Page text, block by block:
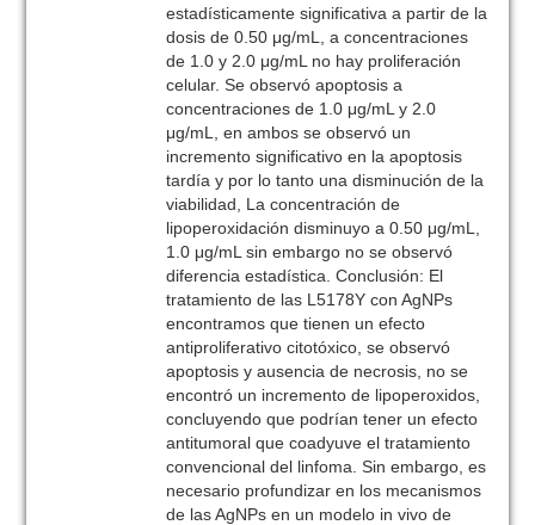
estadísticamente significativa a partir de la
dosis de 0.50 μg/mL, a concentraciones
de 1.0 y 2.0 μg/mL no hay proliferación
celular. Se observó apoptosis a
concentraciones de 1.0 μg/mL y 2.0
μg/mL, en ambos se observó un
incremento significativo en la apoptosis
tardía y por lo tanto una disminución de la
viabilidad, La concentración de
lipoperoxidación disminuyo a 0.50 μg/mL,
1.0 μg/mL sin embargo no se observó
diferencia estadística. Conclusión: El
tratamiento de las L5178Y con AgNPs
encontramos que tienen un efecto
antiproliferativo citotóxico, se observó
apoptosis y ausencia de necrosis, no se
encontró un incremento de lipoperoxidos,
concluyendo que podrían tener un efecto
antitumoral que coadyuve el tratamiento
convencional del linfoma. Sin embargo, es
necesario profundizar en los mecanismos
de las AgNPs en un modelo in vivo de